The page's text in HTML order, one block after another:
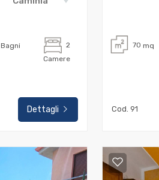
Bagni
2
Camere
Dettagli
70 mq
Cod. 91